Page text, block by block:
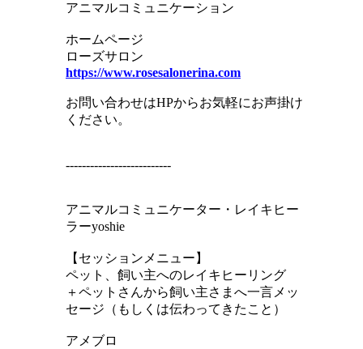
アニマルコミュニケーション
ホームページ
ローズサロン
https://www.rosesalonerina.com
お問い合わせはHPからお気軽にお声掛け
ください。
--------------------------
アニマルコミュニケーター・レイキヒー
ラーyoshie
【セッションメニュー】
ペット、飼い主へのレイキヒーリング
＋ペットさんから飼い主さまへ一言メッ
セージ（もしくは伝わってきたこと）
アメブロ